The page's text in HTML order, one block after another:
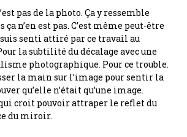
pas de la photo. Ça y ressemble
n’en est pas. C’est même peut-être
suis senti attiré par ce travail au
la subtilité du décalage avec une
photographique. Pour ce trouble.
la main sur l’image pour sentir la
qu’elle n’était qu’une image.
croit pouvoir attraper le reflet du
du miroir.